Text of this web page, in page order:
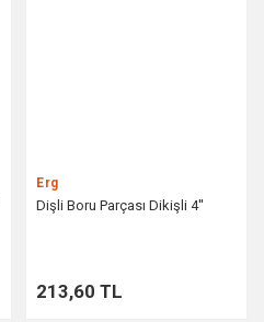
Erg
Dişli Boru Parçası Dikişli 4''
213,60 TL